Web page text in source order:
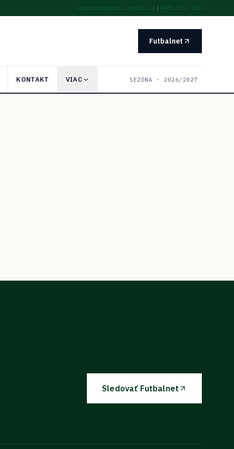
sekretar@obfz-levice.sk | 0905 726 170
Futbalnet
KONTAKT VIAC SEZÓNA · 2026/2027
Sledovať Futbalnet